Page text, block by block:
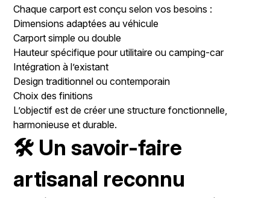
Chaque carport est conçu selon vos besoins :
Dimensions adaptées au véhicule
Carport simple ou double
Hauteur spécifique pour utilitaire ou camping-car
Intégration à l’existant
Design traditionnel ou contemporain
Choix des finitions
L’objectif est de créer une structure fonctionnelle,
harmonieuse et durable.
🛠️ Un savoir-faire
artisanal reconnu